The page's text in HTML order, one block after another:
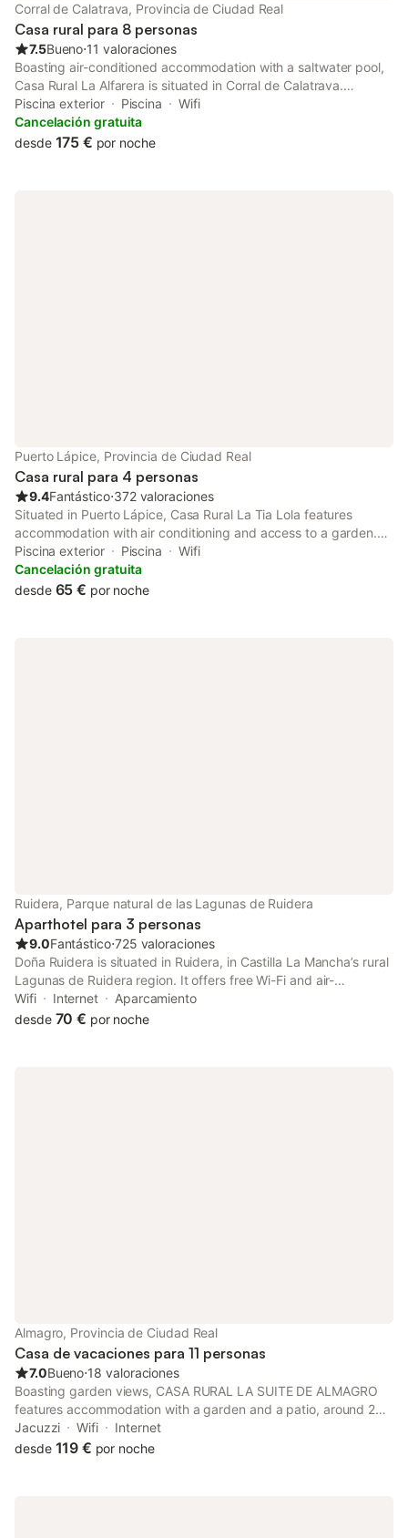
Corral de Calatrava, Provincia de Ciudad Real
Casa rural para 8 personas
7.5Bueno⋅11 valoraciones
Boasting air-conditioned accommodation with a saltwater pool,
Casa Rural La Alfarera is situated in Corral de Calatrava.
Featuring a 24-hour front desk, this property also provides
guests with a picnic area.
Piscina exterior Piscina
Wifi
Cancelación gratuita
desde 175 € por noche
Puerto Lápice, Provincia de Ciudad Real
Casa rural para 4 personas
9.4Fantástico⋅372 valoraciones
Situated in Puerto Lápice, Casa Rural La Tia Lola features
accommodation with air conditioning and access to a garden.
The property has garden and city views.
Piscina exterior Piscina
Wifi
Cancelación gratuita
desde 65 € por noche
Ruidera, Parque natural de las Lagunas de Ruidera
Aparthotel para 3 personas
9.0Fantástico⋅725 valoraciones
Doña Ruidera is situated in Ruidera, in Castilla La Mancha’s rural
Lagunas de Ruidera region. It offers free Wi-Fi and air-
conditioned rooms with wonderful views over Laguna del Rey
Lake. The Doña Ruidera uses biomass to provide eco-friendly
Wifi Internet
Aparcamiento
desde 70 € por noche
Almagro, Provincia de Ciudad Real
Casa de vacaciones para 11 personas
7.0Bueno⋅18 valoraciones
Boasting garden views, CASA RURAL LA SUITE DE ALMAGRO
features accommodation with a garden and a patio, around 29
km from Puerta de Toledo. Guests can benefit from a balcony
and an outdoor fireplace.
Jacuzzi Wifi
Internet
desde 119 € por noche